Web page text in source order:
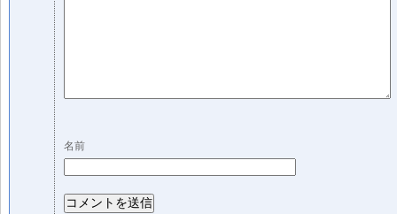
名前